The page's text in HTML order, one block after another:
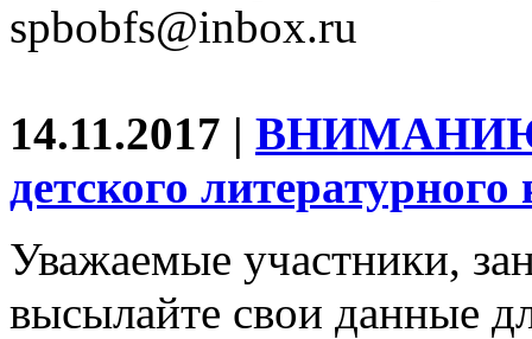
spbobfs@inbox.ru
14.11.2017 |
детского литературного
Уважаемые участники,
высылайте свои данные